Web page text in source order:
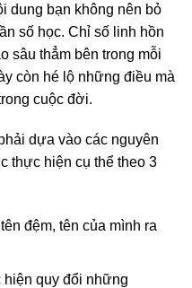
dung bạn không nên bỏ
số học. Chỉ số linh hồn
sâu thẳm bên trong mỗi
còn hé lộ những điều mà
cuộc đời.
dựa vào các nguyên
thực hiện cụ thể theo 3
đệm, tên của mình ra
quy đổi những